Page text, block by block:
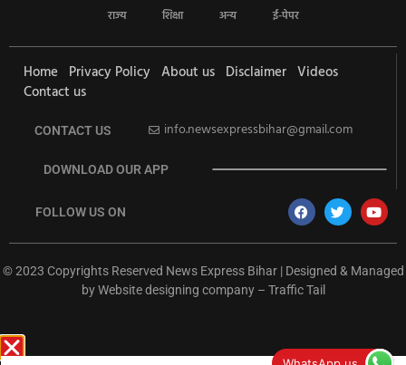
राज्य
शिक्षा अन्य ई-पेपर
Home Privacy Policy About us Disclaimer Videos
Contact us
CONTACT US info.newsexpressbihar@gmail.com
DOWNLOAD OUR APP
FOLLOW US ON
© 2023 Copyrights Reserved News Express Bihar | Designed & Managed
byWebsite designing company– Traffic Tail